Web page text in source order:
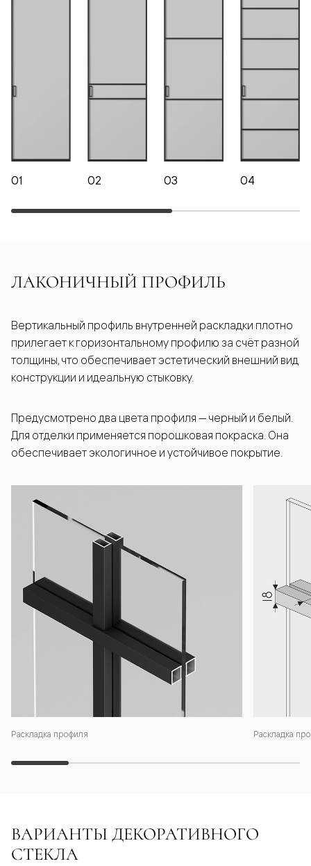
01 02 03 04
ЛАКОНИЧНЫЙ ПРОФИЛЬ
Раскладка профиля Раскладка
Вертикальный профиль внутренней раскладки плотно
прилегает к горизонтальному профилю за счёт разной
толщины, что обеспечивает эстетический внешний вид
конструкции и идеальную стыковку.
Предусмотрено два цвета профиля — черный и белый.
Для отделки применяется порошковая покраска. Она
обеспечивает экологичное и устойчивое покрытие.
ВАРИАНТЫ ДЕКОРАТИВНОГО
СТЕКЛА